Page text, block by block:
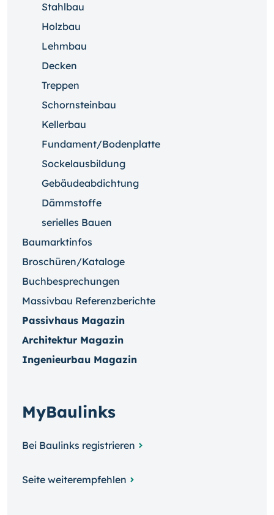
Stahlbau
Holzbau
Lehmbau
Decken
Treppen
Schornsteinbau
Kellerbau
Fundament/Bodenplatte
Sockelausbildung
Gebäudeabdichtung
Dämmstoffe
serielles Bauen
Baumarktinfos
Broschüren/Kataloge
Buchbesprechungen
Massivbau Referenzberichte
Passivhaus Magazin
Architektur Magazin
Ingenieurbau Magazin
MyBaulinks
Bei Baulinks registrieren
Seite weiterempfehlen